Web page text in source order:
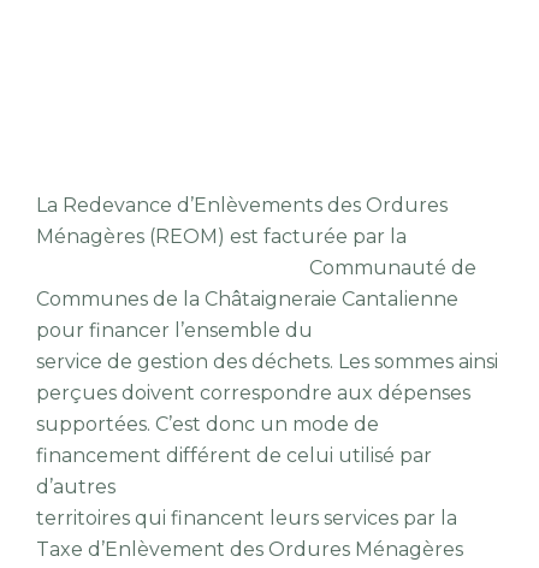
La Redevance d’Enlèvements des Ordures
Ménagères (REOM) est facturée par la
Communauté de
Communes de la Châtaigneraie Cantalienne
pour financer l’ensemble du
service de gestion des déchets. Les sommes ainsi
perçues doivent correspondre aux dépenses
supportées. C’est donc un mode de
financement différent de celui utilisé par
d’autres
territoires qui financent leurs services par la
Taxe d’Enlèvement des Ordures Ménagères